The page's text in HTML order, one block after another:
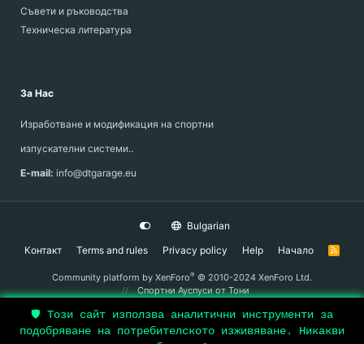
Съвети и ръководства
Техническа литература
За Нас
Изработване и модификация на спортни
изпускателни системи..
E-mail: info@dtgarage.eu
Bulgarian
Контакт
Terms and rules Privacy policy Help Начало
R
Community platform by XenForo® © 2010-2024 XenForo Ltd.
Спортни Ауспусиот Тони
🛡️ Този сайт използва аналитични инструменти за
подобряване на потребителското изживяване. Никакви